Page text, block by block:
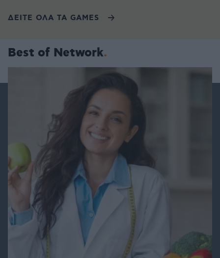
ΔΕΙΤΕ ΟΛΑ ΤΑ GAMES
Best of Network